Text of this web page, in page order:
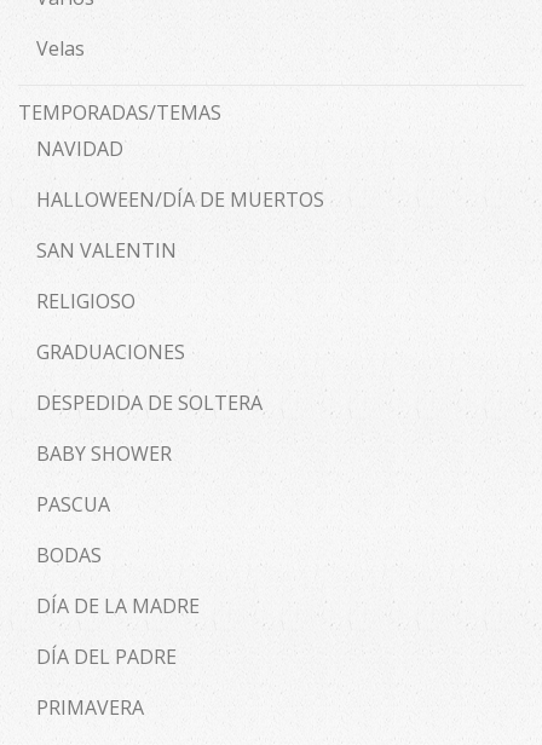
Velas
TEMPORADAS/TEMAS
NAVIDAD
HALLOWEEN/DÍA DE MUERTOS
SAN VALENTIN
RELIGIOSO
GRADUACIONES
DESPEDIDA DE SOLTERA
BABY SHOWER
PASCUA
BODAS
DÍA DE LA MADRE
DÍA DEL PADRE
PRIMAVERA